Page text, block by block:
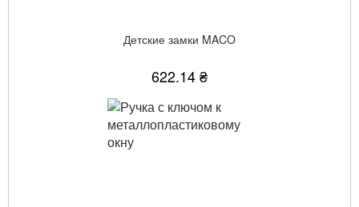
Детские замки MACO
622.14 ₴